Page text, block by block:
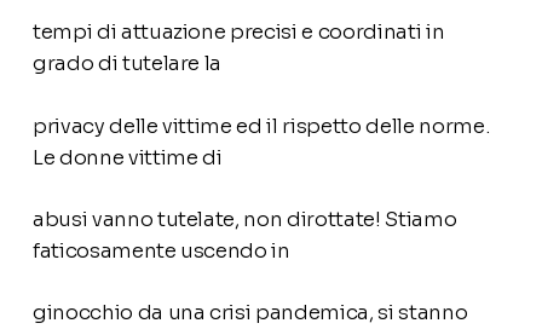
tempi di attuazione precisi e coordinati in
grado di tutelare la
privacy delle vittime ed il rispetto delle norme.
Le donne vittime di
abusi vanno tutelate, non dirottate! Stiamo
faticosamente uscendo in
ginocchio da una crisi pandemica, si stanno